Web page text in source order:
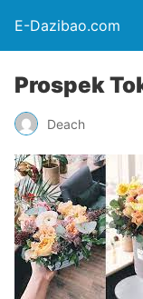
E-Dazibao.com
Prospek
Deach